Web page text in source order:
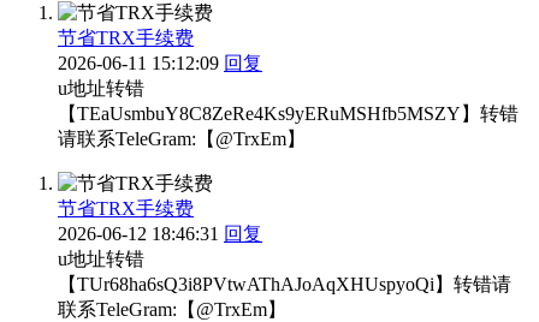
节省TRX手续费
2026-06-11 15:12:09 回复
u地址转错
【TEaUsmbuY8C8ZeRe4Ks9yERuMSHfb5MSZY】转错
请联系TeleGram:【@TrxEm】
节省TRX手续费
2026-06-12 18:46:31 回复
u地址转错
【TUr68ha6sQ3i8PVtwAThAJoAqXHUspyoQi】转错请
联系TeleGram:【@TrxEm】